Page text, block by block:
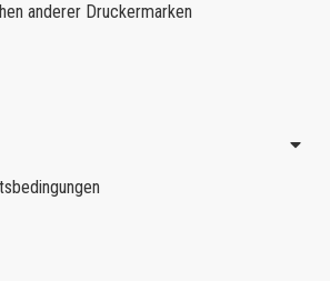
anderer Druckermarken